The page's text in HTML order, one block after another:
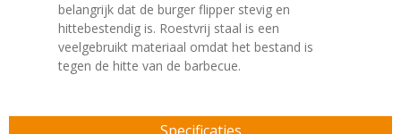
belangrijk dat de burger flipper stevig en
hittebestendig is. Roestvrij staal is een
veelgebruikt materiaal omdat het bestand is
tegen de hitte van de barbecue.